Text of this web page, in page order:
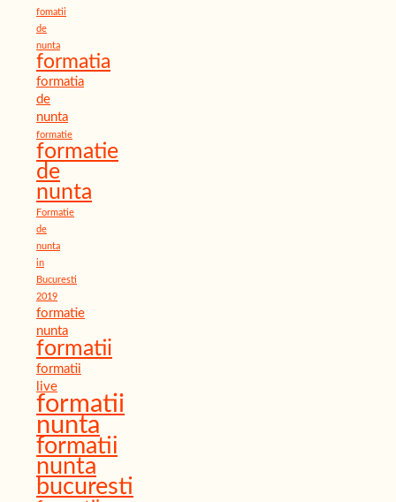
fomatii
de
nunta
formatia
formatia
de
nunta
formatie
formatie
de
nunta
Formatie
de
nunta
in
Bucuresti
2019
formatie
nunta
formatii
formatii
live
formatii
nunta
formatii
nunta
bucuresti